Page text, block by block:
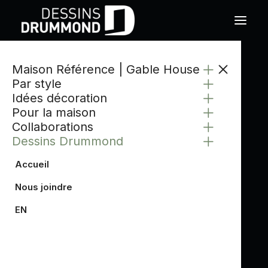
Maison Référence | Gable House
Par style
Idées décoration
Pour la maison
Collaborations
Dessins Drummond
Accueil
Nous joindre
EN